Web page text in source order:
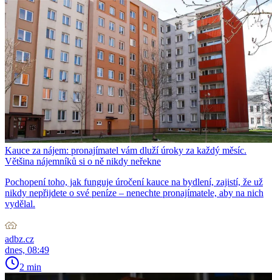
Kauce za nájem: pronajímatel vám dluží úroky za každý měsíc.
Většina nájemníků si o ně nikdy neřekne
Pochopení toho, jak funguje úročení kauce na bydlení, zajistí, že už
nikdy nepřijdete o své peníze – nenechte pronajímatele, aby na nich
vydělal.
adbz.cz
dnes, 08:49
2 min